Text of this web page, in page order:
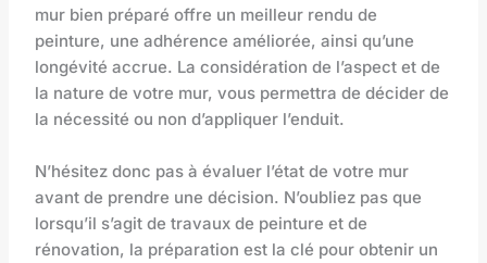
mur bien préparé offre un meilleur rendu de
peinture, une adhérence améliorée, ainsi qu’une
longévité accrue. La considération de l’aspect et de
la nature de votre mur, vous permettra de décider de
la nécessité ou non d’appliquer l’enduit.
N’hésitez donc pas à évaluer l’état de votre mur
avant de prendre une décision. N’oubliez pas que
lorsqu’il s’agit de travaux de peinture et de
rénovation, la préparation est la clé pour obtenir un